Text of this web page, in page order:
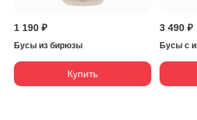
1 190 ₽
Бусы из бирюзы
Купить
3 490 ₽
Бусы с